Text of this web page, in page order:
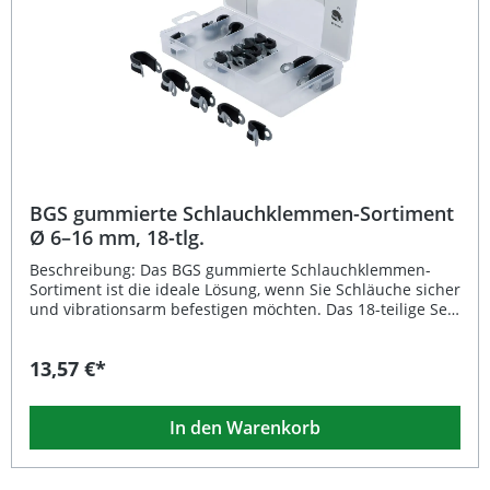
Klemmverschlüsse mit Schlitzschraube Lieferumfang: 1 x
Endlosband 3 m, 8 mm Breite 8 x Klemmverschlüsse
(Schlitzschraube)
BGS gummierte Schlauchklemmen-Sortiment
Ø 6–16 mm, 18-tlg.
Beschreibung: Das BGS gummierte Schlauchklemmen-
Sortiment ist die ideale Lösung, wenn Sie Schläuche sicher
und vibrationsarm befestigen möchten. Das 18-teilige Set
in Werkstatt, Fahrzeugbereich und Industrie. Durch die
Leitungen vor Abrieb und Beschädigung geschützt,
während die verzinkte Oberfläche für eine optimale
Korrosionsbeständigkeit sorgt. Dank der praktischen
Verpackung kann das Set einfach an der Werkstattwand
13,57 €*
In den Warenkorb